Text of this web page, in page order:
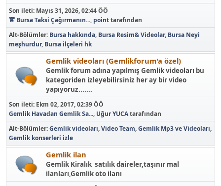
Son ileti: Mayıs 31, 2026, 02:44 ÖÖ
🚖 Bursa Taksi Çağırmanın..., pointtarafından
Alt-Bölümler Bursa hakkında Bursa Resim& Videolar Bursa Neyi
meşhurdur Bursa ilçeleri hk
Gemlik videoları (Gemlikforum'a özel)
Gemlik forum adına yapılmış Gemlik videoları bu
kategoriden izleyebilirsiniz her ay bir video
yapıyoruz.......
Son ileti: Ekm 02, 2017, 02:39 ÖÖ
Gemlik Havadan Gemlik Sa..., Uğur YUCAtarafından
Alt-Bölümler Gemlik videoları Video Team Gemlik Mp3 ve Videoları
Gemlik konserleri izle
Gemlik ilan
Gemlik Kiralık satılık daireler,taşınır mal
ilanları,Gemlik oto ilanı